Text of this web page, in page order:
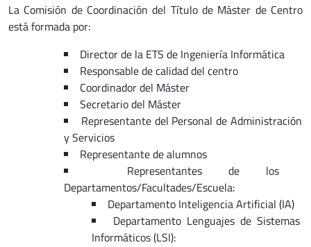
La Comisión de Coordinación del Título de Máster de Centro
está formada por:
Director de la ETS de Ingeniería Informática
Responsable de calidad del centro
Coordinador del Máster
Secretario del Máster
Representante del Personal de Administración
y Servicios
Representante de alumnos
Representantes de los
Departamentos/Facultades/Escuela:
Departamento Inteligencia Artificial (IA)
Departamento Lenguajes de Sistemas
Informáticos (LSI):